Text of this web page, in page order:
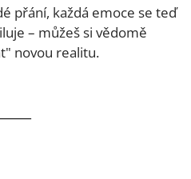
přání, každá emoce se teď
– můžeš si vědomě
novou realitu.